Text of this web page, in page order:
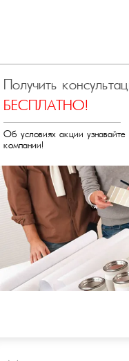
Получить
БЕСПЛАТНО!
Об условиях акции
компании!